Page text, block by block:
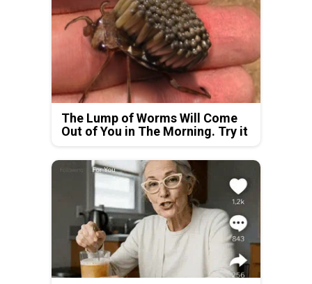
The Lump of Worms Will Come
Out of You in The Morning. Try it